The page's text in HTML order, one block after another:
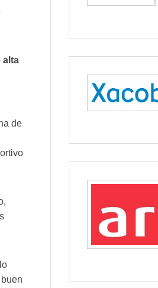
alta
de